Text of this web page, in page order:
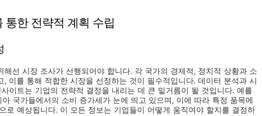
통한 전략적 계획 수립
해선 시장 조사가 선행되어야 합니다. 각 국가의 경제적, 정치적 상황과 소
, 이를 통해 적합한 시장을 선정하는 것이 필수적입니다. 데이터 분석과 시
이트는 기업의 전략적 결정을 내리는 데 큰 밑거름이 될 것입니다. 예를
국가들에서의 소비 증가세가 눈에 띄고 있으며, 이에 따라 특정 품목에
로 예상됩니다. 이 모든 정보는 기업들이 어떻게 움직여야 할지를 결정하